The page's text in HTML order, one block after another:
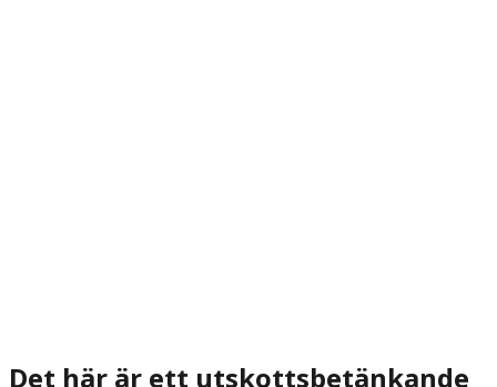
Det här är ett utskottsbetänkande